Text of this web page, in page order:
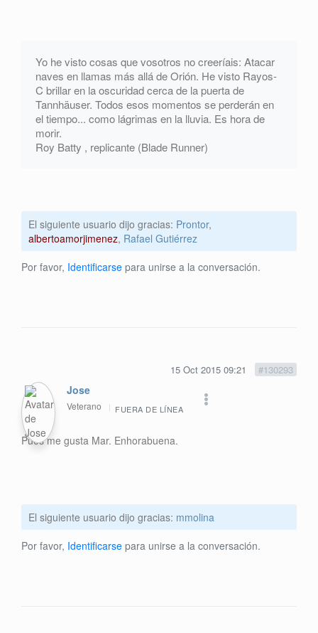
Yo he visto cosas que vosotros no creeríais: Atacar
naves en llamas más allá de Orión. He visto Rayos-
C brillar en la oscuridad cerca de la puerta de
Tannhäuser. Todos esos momentos se perderán en
el tiempo... como lágrimas en la lluvia. Es hora de
morir.
Roy Batty , replicante (Blade Runner)
El siguiente usuario dijo gracias: Prontor,
albertoamorjimenez, Rafael Gutiérrez
Por favor, Identificarse para unirse a la conversación.
15 Oct 2015 09:21 #130293
Jose
Veterano FUERA DE LÍNEA
Pues me gusta Mar. Enhorabuena.
El siguiente usuario dijo gracias: mmolina
Por favor, Identificarse para unirse a la conversación.